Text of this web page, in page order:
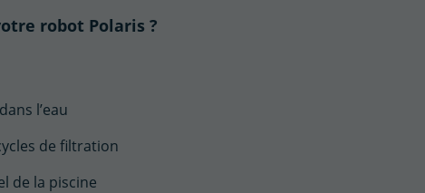
robot Polaris ?
l’eau
de filtration
de la piscine